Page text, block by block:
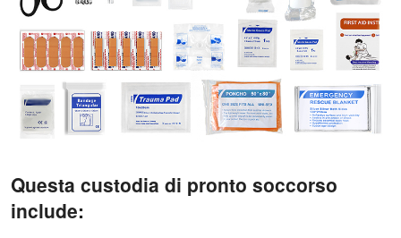
Questa custodia di pronto soccorso
include: